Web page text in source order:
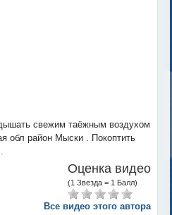
свежим таёжным воздухом
обл район Мыски . Покоптить
Оценка видео
(1 Звезда = 1 Балл)
Все видео этого автора